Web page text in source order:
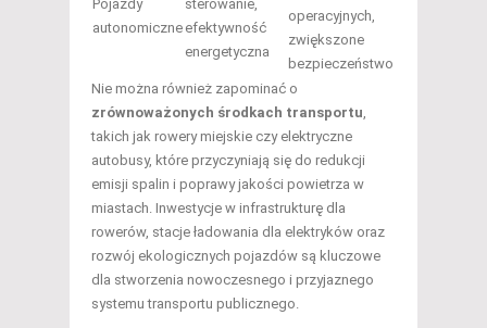
Pojazdy
autonomiczne
sterowanie,
efektywność
energetyczna
operacyjnych,
zwiększone
bezpieczeństwo
Nie można również zapominać o
zrównoważonych środkach transportu
takich jak rowery miejskie czy elektryczne
autobusy, które przyczyniają się do redukcji
emisji spalin i poprawy jakości powietrza w
miastach. Inwestycje w infrastrukturę dla
rowerów, stacje ładowania dla elektryków oraz
rozwój ekologicznych pojazdów są kluczowe
dla stworzenia nowoczesnego i przyjaznego
systemu transportu publicznego.